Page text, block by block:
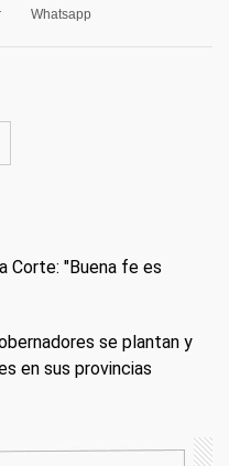
Whatsapp
Corte: "Buena fe es
se plantan y
en sus provincias